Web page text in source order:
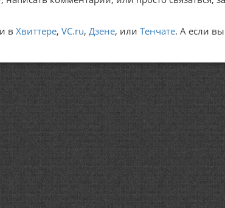
в Хвиттере, VC.ru, Дзене, или Тенчате. А если